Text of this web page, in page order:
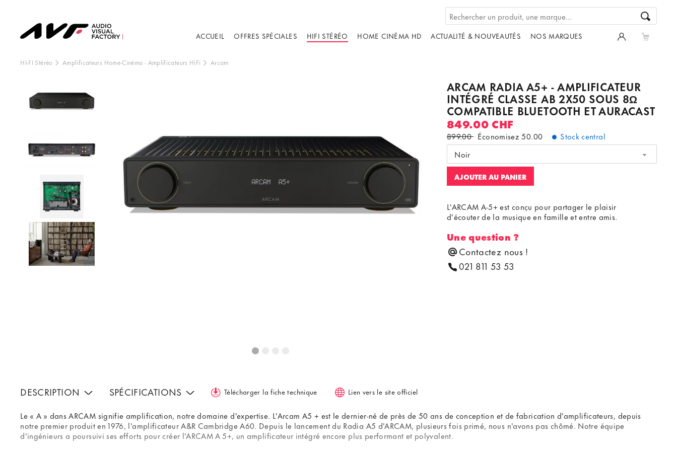
ACCUEIL OFFRES SPÉCIALES HIFI STÉRÉO HOME CINÉMA HD ACTUALITÉ & NOUVEAUTÉS NOS MARQUES
HI-FI Stéréo Amplificateurs Home-Cinéma - Amplificateurs HiFi Arcam
ARCAM RADIA A5+ - AMPLIFICATEUR
INTÉGRÉ CLASSE AB 2X50 SOUS 8Ω
COMPATIBLE BLUETOOTH ET AURACAST
849.00 CHF
899.00 Économisez50.00
Stock central
Noir
AJOUTER AU PANIER
L'ARCAM A-5+ est conçu pour partager le plaisir
d'écouter de la musique en famille et entre amis.
Une question ?
Contactez nous !
021 811 53 53
DESCRIPTION
Le « A » dans ARCAM signifie amplification, notre domaine d'expertise. L'Arcam A5 + est le dernier-né de près de 50 ans de conception et de fabrication d'amplificateurs, depuis
notre premier produit en 1976, l'amplificateur A&R Cambridge A60. Depuis le lancement du Radia A5 d'ARCAM, plusieurs fois primé, nous n'avons pas chômé. Notre équipe
d'ingénieurs a poursuivi ses efforts pour créer l'ARCAM A 5+, un amplificateur intégré encore plus performant et polyvalent.
SPÉCIFICATIONS Télécharger la fiche technique Lien vers le site officiel